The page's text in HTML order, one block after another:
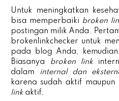
Untuk meningkatkan
bisa memperbaiki broken
postingan milik Anda.
brokenlinkchecker untuk
pada blog Anda,
Biasanya broken link
dalam internal dan
karena sudah aktif
link aktif.